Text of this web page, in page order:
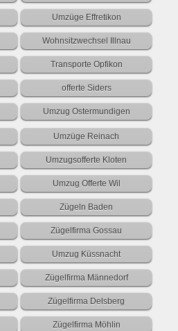
Umzüge Effretikon
Wohnsitzwechsel Illnau
Transporte Opfikon
offerte Siders
Umzug Ostermundigen
Umzüge Reinach
Umzugsofferte Kloten
Umzug Offerte Wil
Zügeln Baden
Zügelfirma Gossau
Umzug Küssnacht
Zügelfirma Männedorf
Zügelfirma Delsberg
Zügelfirma Möhlin